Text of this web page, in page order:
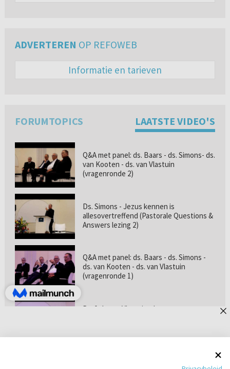
ADVERTEREN OP REFOWEB
Informatie en tarieven
FORUMTOPICS LAATSTE VIDEO'S
Q&A met panel: ds. Baars - ds. Simons- ds.
van Kooten - ds. van Vlastuin
(vragenronde 2)
Ds. Simons - Jezus kennen is
allesovertreffend (Pastorale Questions &
Answers lezing 2)
Q&A met panel: ds. Baars - ds. Simons -
ds. van Kooten - ds. van Vlastuin
(vragenronde 1)
Prof. dr. van Vlastuin - Is